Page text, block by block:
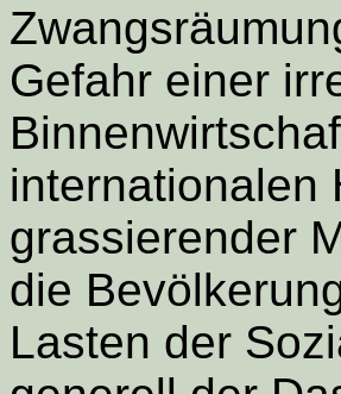
Gefahr einer
internationalen
grassierender
die
Lasten der